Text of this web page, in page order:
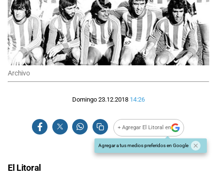
Archivo
Domingo 23.12.2018 14:26
+ Agregar El Litoral en
Agregar a tus medios preferidos en Google
El Litoral